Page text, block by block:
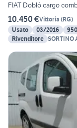
FIAT Doblò cargo
10.450 €Vittoria (RG)
Usato
03/2016
Rivenditore SORTINO